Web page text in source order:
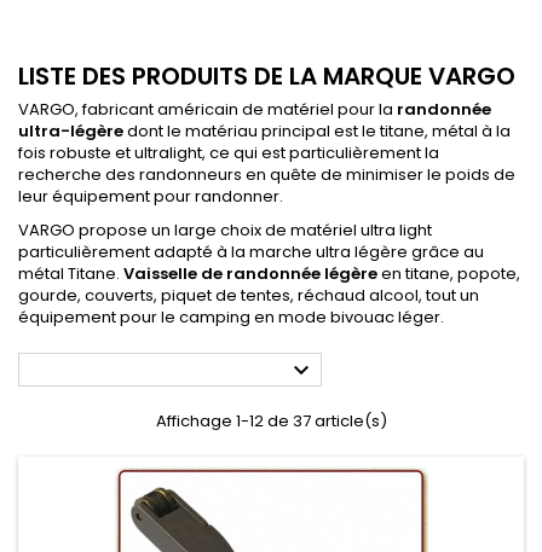
LISTE DES PRODUITS DE LA MARQUE VARGO
VARGO, fabricant américain de matériel pour la randonnée
ultra-légèredont le matériau principal est le titane, métal à la
fois robuste et ultralight, ce qui est particulièrement la
recherche des randonneurs en quête de minimiser le poids de
leur équipement pour randonner.
VARGO propose un large choix de matériel ultra light
particulièrement adapté à la marche ultra légère grâce au
métal Titane. Vaisselle de randonnée légèreen titane, popote,
gourde, couverts, piquet de tentes, réchaud alcool, tout un
équipement pour le camping en mode bivouac léger.

Affichage 1-12 de 37 article(s)